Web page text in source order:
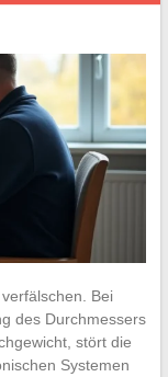
Bei
des Durchmessers
stört die
Systemen